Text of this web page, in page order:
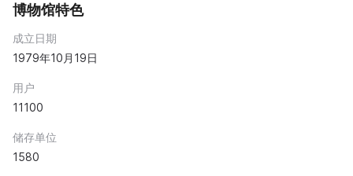
博物馆特色
成立日期
1979年10月19日
用户
11100
储存单位
1580